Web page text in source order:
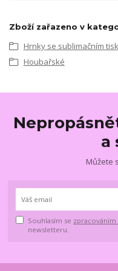
Zboží zařazeno v
Hrnky se sublimačním
Houbařské
a
Můžete
Souhlasím se
newsletteru.